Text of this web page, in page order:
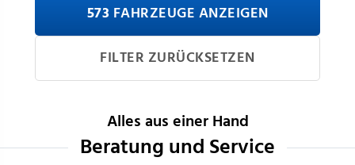
573 FAHRZEUGE ANZEIGEN
FILTER ZURÜCKSETZEN
Alles aus einer Hand
Beratung und Service